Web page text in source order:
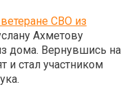
СВО из
Ахметову
дома. Вернувшись на
и стал участником